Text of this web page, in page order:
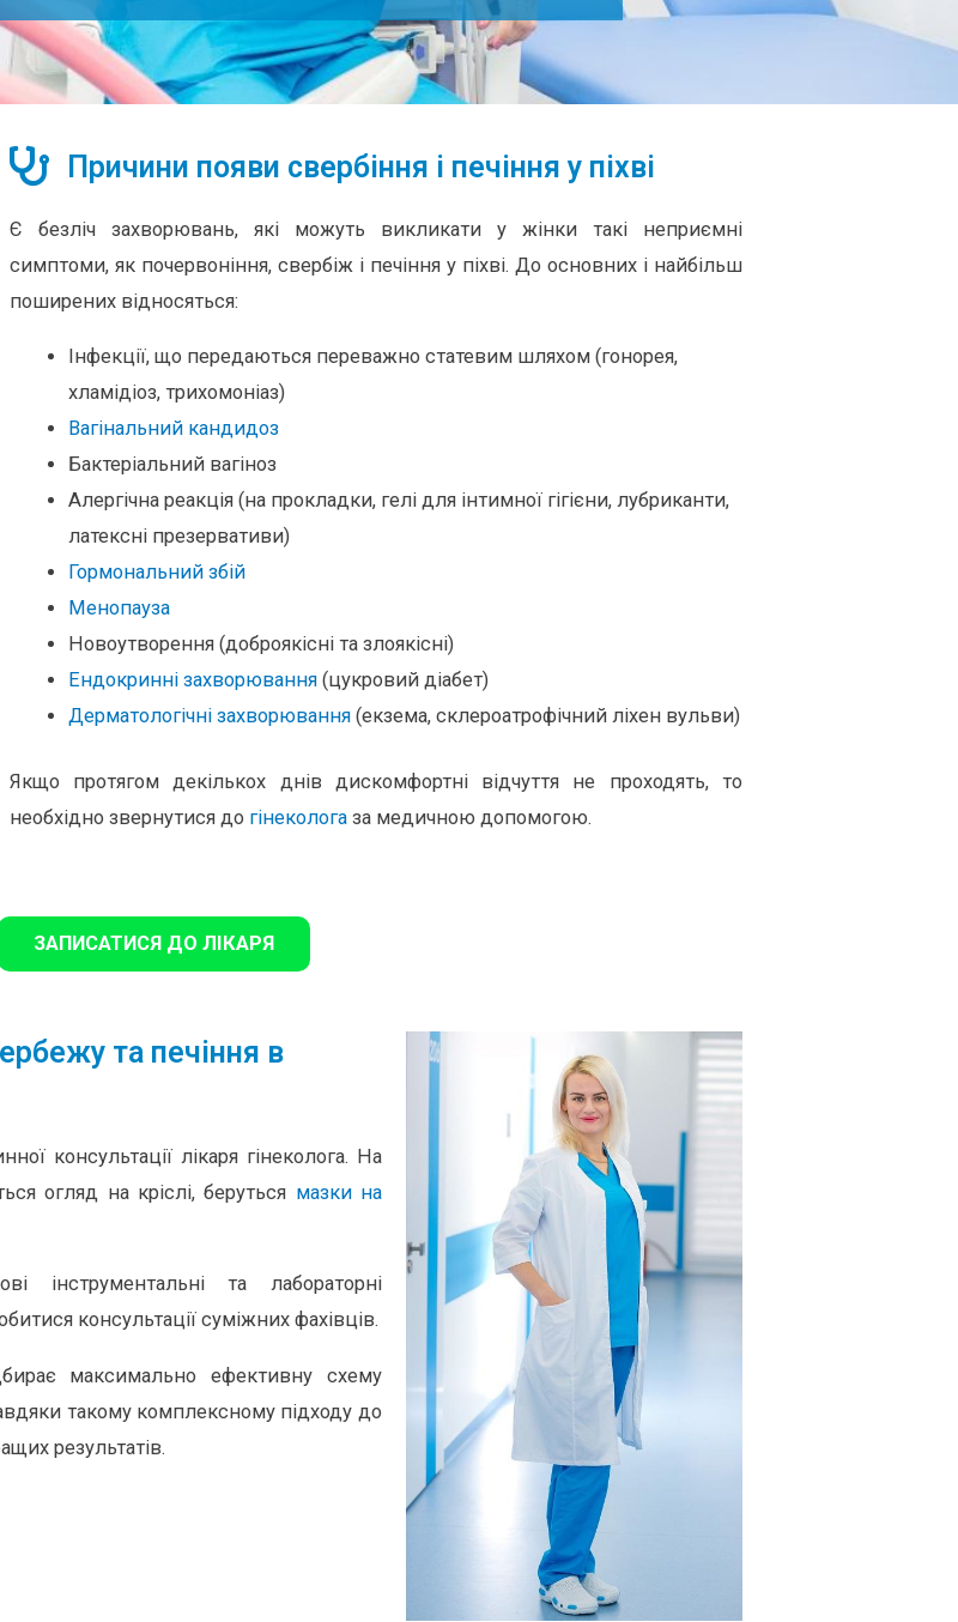
Причини появи свербіння і печіння у піхві
Є безліч захворювань, які можуть викликати у жінки такі неприємні
симптоми, як почервоніння, свербіж і печіння у піхві. До основних і найбільш
поширених відносяться:
Інфекції, що передаються переважно статевим шляхом (гонорея,
хламідіоз, трихомоніаз)
Вагінальний кандидоз
Бактеріальний вагіноз
Алергічна реакція (на прокладки, гелі для інтимної гігієни, лубриканти,
латексні презервативи)
Гормональний збій
Менопауза
Новоутворення (доброякісні та злоякісні)
Ендокринні захворювання (цукровий діабет)
Дерматологічні захворювання (екзема, склероатрофічний ліхен вульви)
Якщо протягом декількох днів дискомфортні відчуття не проходять, то
необхідно звернутися до гінекологаза медичною допомогою.
ЗАПИСАТИСЯ ДО ЛІКАРЯ
та печіння в
консультації лікаря гінеколога. На
огляд на кріслі, беруться мазки на
інструментальні та лабораторні
консультації суміжних фахівців.
максимально ефективну схему
такому комплексному підходу до
результатів.